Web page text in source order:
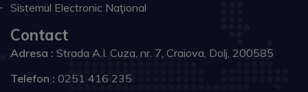
Sistemul Electronic Naţional
Contact
Adresa : Strada A.I. Cuza, nr. 7, Craiova, Dolj, 200585
Telefon : 0251 416 235